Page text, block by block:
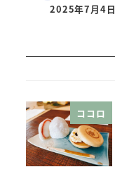
2025年7月4日
ココロ